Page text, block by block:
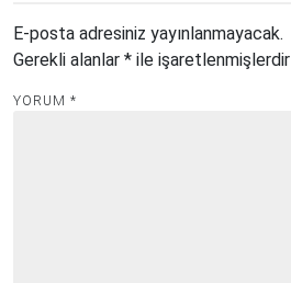
E-posta adresiniz yayınlanmayacak.
Gerekli alanlar * ile işaretlenmişlerdir
YORUM *